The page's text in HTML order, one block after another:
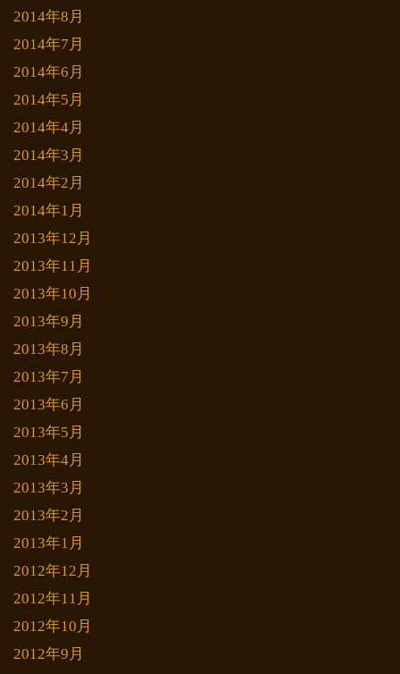
2014年8月
2014年7月
2014年6月
2014年5月
2014年4月
2014年3月
2014年2月
2014年1月
2013年12月
2013年11月
2013年10月
2013年9月
2013年8月
2013年7月
2013年6月
2013年5月
2013年4月
2013年3月
2013年2月
2013年1月
2012年12月
2012年11月
2012年10月
2012年9月